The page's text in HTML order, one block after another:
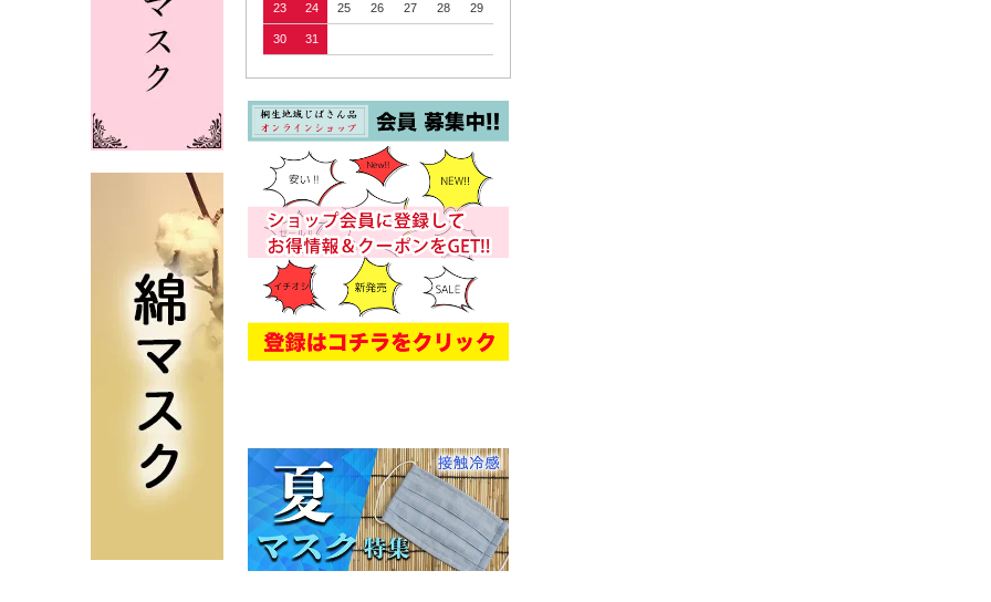
23 24 25 26 27 28 29
30 31